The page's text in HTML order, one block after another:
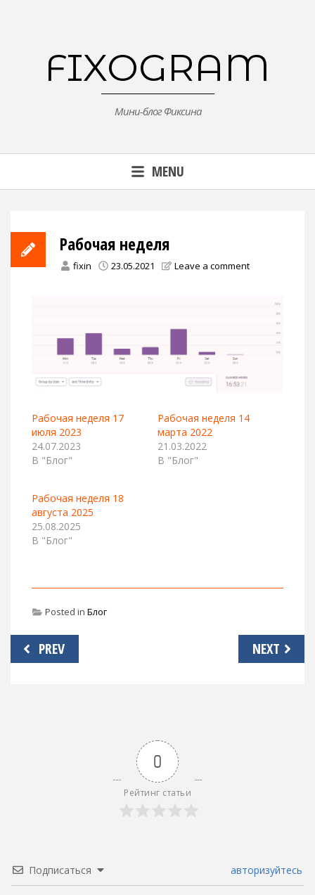
FIXOGRAM
Мини-блог Фиксина
MENU
Рабочая неделя
fixin 23.05.2021 Leave a comment
Рабочая неделя 17
июля 2023
24.07.2023
В "Блог"
Рабочая неделя 14
марта 2022
21.03.2022
В "Блог"
Рабочая неделя 18
августа 2025
25.08.2025
В "Блог"
Posted in Блог
Навигация
по
PREV NEXT
0
Рейтинг статьи
Подписаться авторизуйтесь